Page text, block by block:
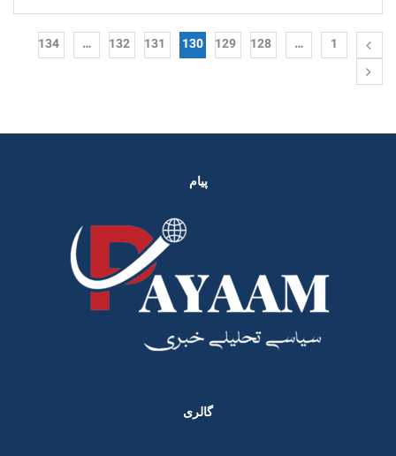
1
…
128
129
130
131
132
…
134
پیام
گالری